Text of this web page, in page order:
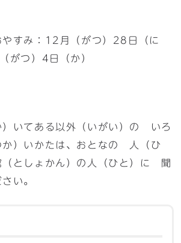
やすみ：12月（がつ）28日（に
がつ）4日（か）
いてある以外（いがい）の いろ
）いかたは、おとなの 人（ひ
としょかん）の人（ひと）に 聞
い。